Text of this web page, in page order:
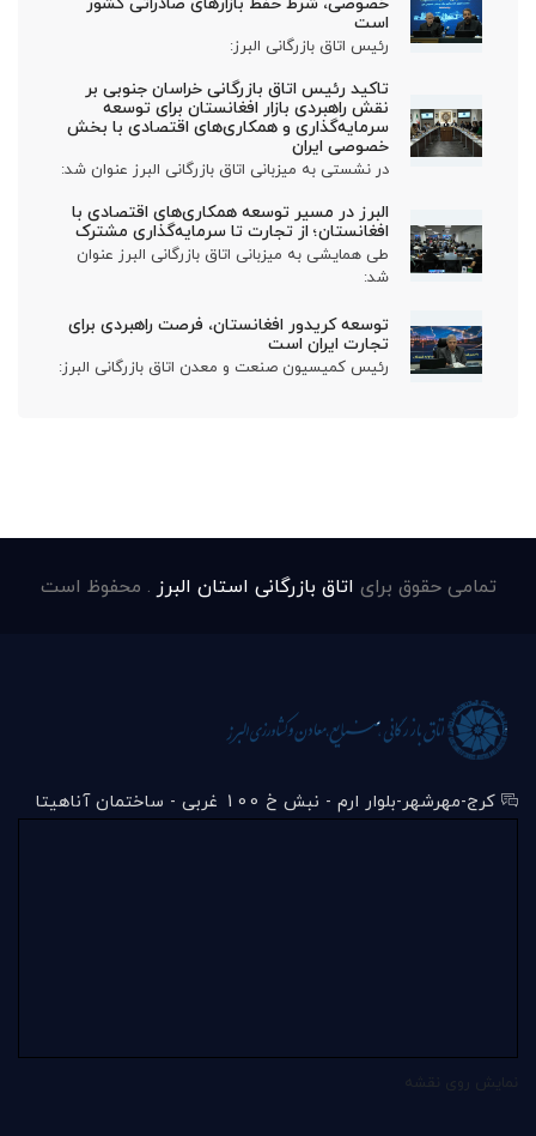
است
رئیس اتاق بازرگانی البرز:
تاکید رئیس اتاق بازرگانی خراسان جنوبی بر
نقش راهبردی بازار افغانستان برای توسعه
سرمایه‌گذاری و همکاری‌های اقتصادی با بخش
خصوصی ایران
در نشستی به میزبانی اتاق بازرگانی البرز عنوان شد:
البرز در مسیر توسعه همکاری‌های اقتصادی با
افغانستان؛ از تجارت تا سرمایه‌گذاری مشترک
طی همایشی به میزبانی اتاق بازرگانی البرز عنوان
شد:
توسعه کریدور افغانستان، فرصت راهبردی برای
تجارت ایران است
رئیس کمیسیون صنعت و معدن اتاق بازرگانی البرز:
تمامی حقوق برای اتاق بازرگانی استان البرز . محفوظ است
کرج-مهرشهر-بلوار ارم - نبش خ 100 غربی - ساختمان آناهیتا